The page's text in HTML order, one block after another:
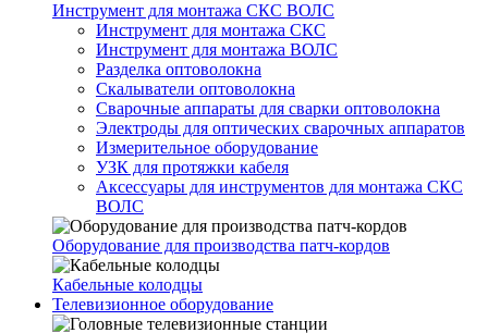
Инструмент для монтажа СКС ВОЛС
Инструмент для монтажа СКС
Инструмент для монтажа ВОЛС
Разделка оптоволокна
Скалыватели оптоволокна
Сварочные аппараты для сварки оптоволокна
Электроды для оптических сварочных аппаратов
Измерительное оборудование
УЗК для протяжки кабеля
Аксессуары для инструментов для монтажа СКС
ВОЛС
Оборудование для производства патч-кордов
Кабельные колодцы
Телевизионное оборудование